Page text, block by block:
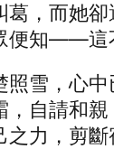
葛，而她
便知——這
照雪，心
，自請和
之力，剪斷